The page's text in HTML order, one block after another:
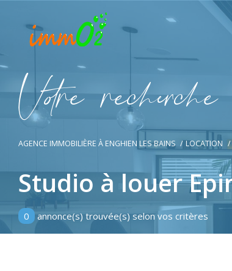
Vore recece
AGENCE IMMOBILIÈRE À ENGHIEN LES BAINS LOCATION
Studio à louer
0 annonce(s) trouvée(s) selon vos critères